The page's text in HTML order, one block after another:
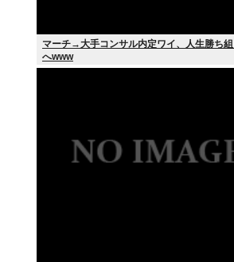
マーチ→大手コンサル内定ワイ、人生勝ち
へwww